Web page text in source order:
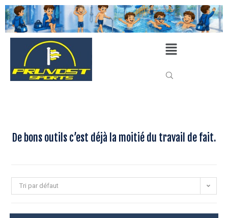
De bons outils c’est déjà la moitié du travail de fait.
Tri par défaut